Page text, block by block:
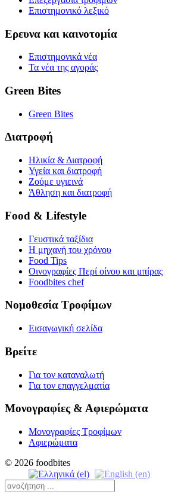
Επιστημονικό λεξικό
Ερευνα και καινοτομία
Επιστημονικά νέα
Τα νέα της αγοράς
Green Bites
Green Bites
Διατροφή
Ηλικία & Διατροφή
Υγεία και διατροφή
Ζούμε υγιεινά
Άθληση και διατροφή
Food & Lifestyle
Γευστικά ταξίδια
Η μηχανή του χρόνου
Food Tips
Οινογραφίες Περί οίνου και μπίρας
Foodbites chef
Νομοθεσία Τροφίμων
Εισαγωγική σελίδα
Βρείτε
Για τον καταναλωτή
Για τον επαγγελματία
Μονογραφίες & Αφιερώματα
Μονογραφίες Τροφίμων
Αφιερώματα
© 2026 foodbites